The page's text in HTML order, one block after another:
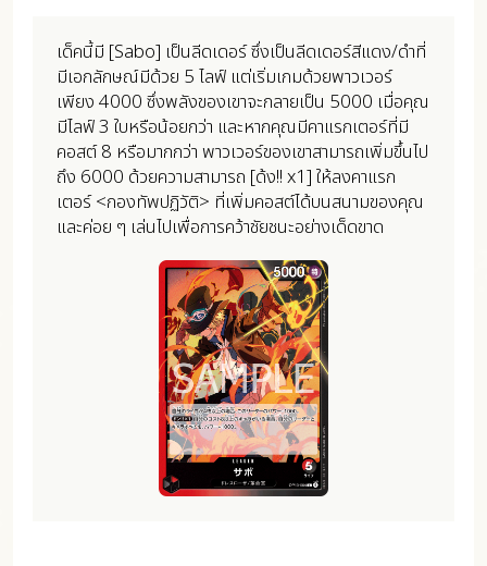
เด็คนี้มี [Sabo] เป็นลีดเดอร์ ซึ่งเป็นลีดเดอร์สีแดง/ดำที่
มีเอกลักษณ์มีด้วย 5 ไลฟ์ แต่เริ่มเกมด้วยพาวเวอร์
เพียง 4000 ซึ่งพลังของเขาจะกลายเป็น 5000 เมื่อคุณ
มีไลฟ์ 3 ใบหรือน้อยกว่า และหากคุณมีคาแรกเตอร์ที่มี
คอสต์ 8 หรือมากกว่า พาวเวอร์ของเขาสามารถเพิ่มขึ้นไป
ถึง 6000 ด้วยความสามารถ [ด้ง!! x1] ให้ลงคาแรก
เตอร์ <กองทัพปฏิวัติ> ที่เพิ่มคอสต์ได้บนสนามของคุณ
และค่อย ๆ เล่นไปเพื่อการคว้าชัยชนะอย่างเด็ดขาด